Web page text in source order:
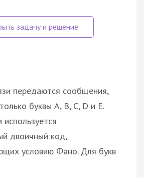
передаются сообщения,
буквы A, B, C, D и E.
двоичный код,
условию Фано. Для букв